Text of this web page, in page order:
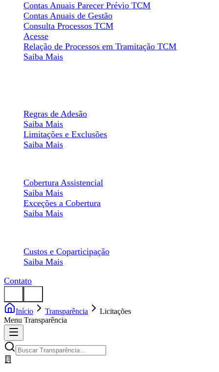
Contas Anuais Parecer Prévio TCM
Contas Anuais de Gestão
Consulta Processos TCM
Acesse
Relação de Processos em Tramitação TCM
Saiba Mais
Regras de Adesão
Saiba Mais
Limitações e Exclusões
Saiba Mais
Cobertura Assistencial
Saiba Mais
Exceções a Cobertura
Saiba Mais
Custos e Coparticipação
Saiba Mais
Contato
Início Transparência
Licitações
Menu Transparência